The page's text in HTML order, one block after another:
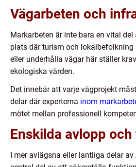
Vägarbeten och
Markarbeten är inte bara en vital
plats där turism och
eller underhålla vägar här ställer
ekologiska värden.
Det innebär att varje vägprojekt
delar där experterna inom
mötet mellan professionell
Enskilda avlopp
I mer avlägsna eller lantliga delar